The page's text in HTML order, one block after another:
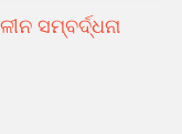
ସମ୍ବର୍ଦ୍ଧନା